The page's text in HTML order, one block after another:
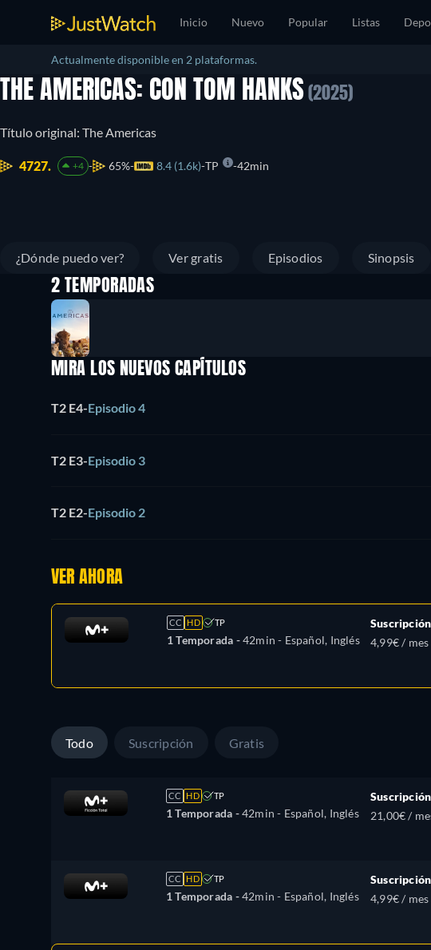
Inicio Nuevo Popular Listas
Actualmente disponible en 2 plataformas.
THE AMERICAS: CON TOM HANKS (2025)
Título original: The Americas
4727. +4 65% 8.4 (1.6k) TP 42min
¿Dónde puedo ver? Ver gratis Episodios Sinopsis
2 TEMPORADAS
MIRA LOS NUEVOS CAPÍTULOS
T2 E4-Episodio 4
T2 E3-Episodio 3
T2 E2-Episodio 2
VER AHORA
CC HD TP
1 Temporada -42min - Español, Inglés
Suscripción
4,99€ / mes
Todo Suscripción Gratis
CC HD TP
1 Temporada -42min - Español, Inglés
Suscripción
21,00€ /
CC HD TP
1 Temporada -42min - Español, Inglés
Suscripción
4,99€ / mes